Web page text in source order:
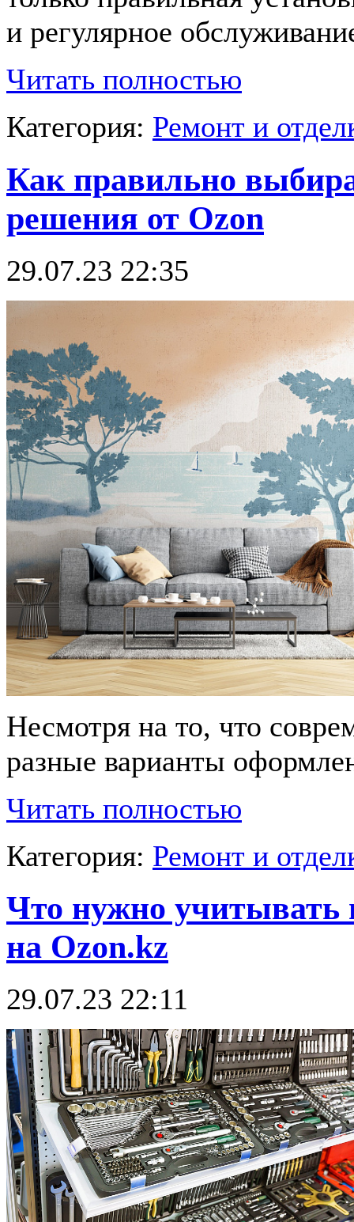
и регулярное
Читать полностью
Категория: Ремонт и
Как правильно
решения от Ozon
29.07.23 22:35
Несмотря на то, что
разные варианты
Читать полностью
Категория: Ремонт и
Что нужно учитывать
на Ozon.kz
29.07.23 22:11